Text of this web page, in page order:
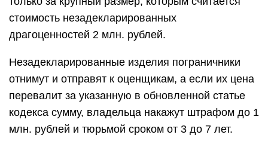
стоимость незадекларированных
драгоценностей 2 млн. рублей.
Незадекларированные изделия пограничники
отнимут и отправят к оценщикам, а если их цена
перевалит за указанную в обновленной статье
кодекса сумму, владельца накажут штрафом до 1
млн. рублей и тюрьмой сроком от 3 до 7 лет.